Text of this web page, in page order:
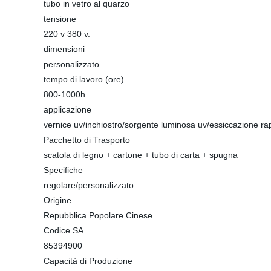
tubo in vetro al quarzo
tensione
220 v 380 v.
dimensioni
personalizzato
tempo di lavoro (ore)
800-1000h
applicazione
vernice uv/inchiostro/sorgente luminosa uv/essiccazione
Pacchetto di Trasporto
scatola di legno + cartone + tubo di carta + spugna
Specifiche
regolare/personalizzato
Origine
Repubblica Popolare Cinese
Codice SA
85394900
Capacità di Produzione